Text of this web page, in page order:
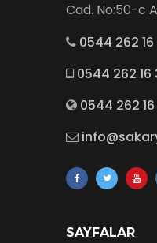
Cad. No:50-c
0544 262 16
0544 262 16
0544 262
SAYFALAR